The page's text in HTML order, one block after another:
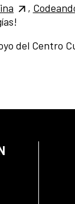
,
del Centro